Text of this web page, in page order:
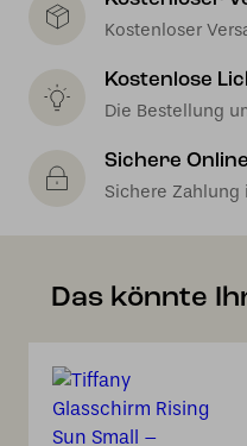
Kostenloser
Kostenlose
Die Bestellung
Sichere
Sichere Zahlung
Das könnte